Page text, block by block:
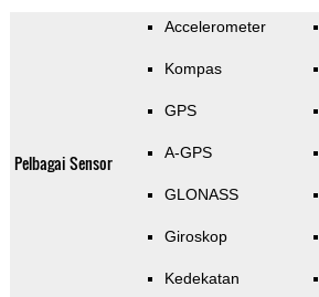
Pelbagai Sensor
Accelerometer
Kompas
GPS
A-GPS
GLONASS
Giroskop
Kedekatan